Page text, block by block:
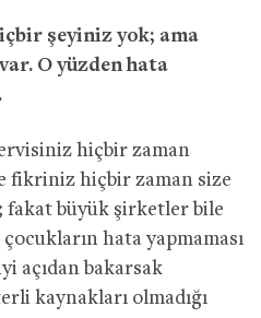
şeyiniz yok; ama
O yüzden hata
hiçbir zaman
fikriniz hiçbir zaman size
fakat büyük şirketler bile
hata yapmaması
açıdan bakarsak
kaynakları olmadığı